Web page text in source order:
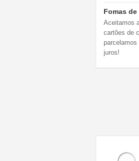
Fomas de
Aceitamos
cartões de
juros!